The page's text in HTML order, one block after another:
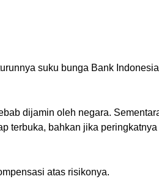
suku bunga Bank
dijamin oleh negara.
terbuka, bahkan jika
atas risikonya.